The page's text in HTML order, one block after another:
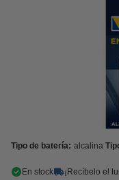
Tipo de batería: alcalina
En stock ¡Recíbelo el